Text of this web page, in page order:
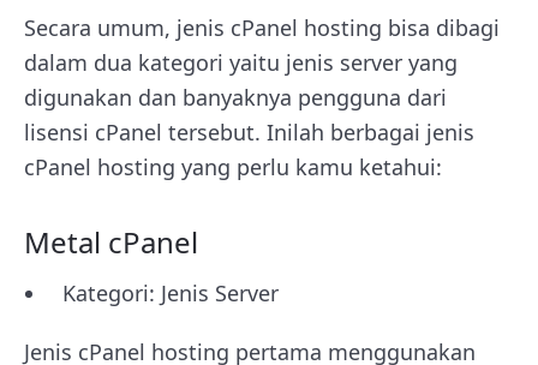
Secara umum, jenis cPanel hosting bisa dibagi
dalam dua kategori yaitu jenis server yang
digunakan dan banyaknya pengguna dari
lisensi cPanel tersebut. Inilah berbagai jenis
cPanel hosting yang perlu kamu ketahui:
Metal cPanel
Kategori: Jenis Server
Jenis cPanel hosting pertama menggunakan